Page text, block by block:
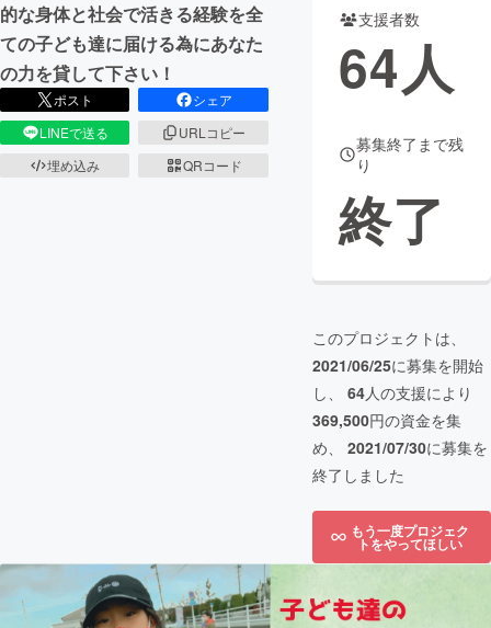
的な身体と社会で活きる経験を全
ての子ども達に届ける為にあなた
の力を貸して下さい！
ポスト
シェア
LINEで送る
URLコピー
埋め込み
QRコード
支援者数
64人
募集終了まで残
り
終了
このプロジェクトは、
2021/06/25に募集を開始
し、 64人の支援により
369,500円の資金を集
め、 2021/07/30に募集を
終了しました
もう一度プロジェク
トをやってほしい